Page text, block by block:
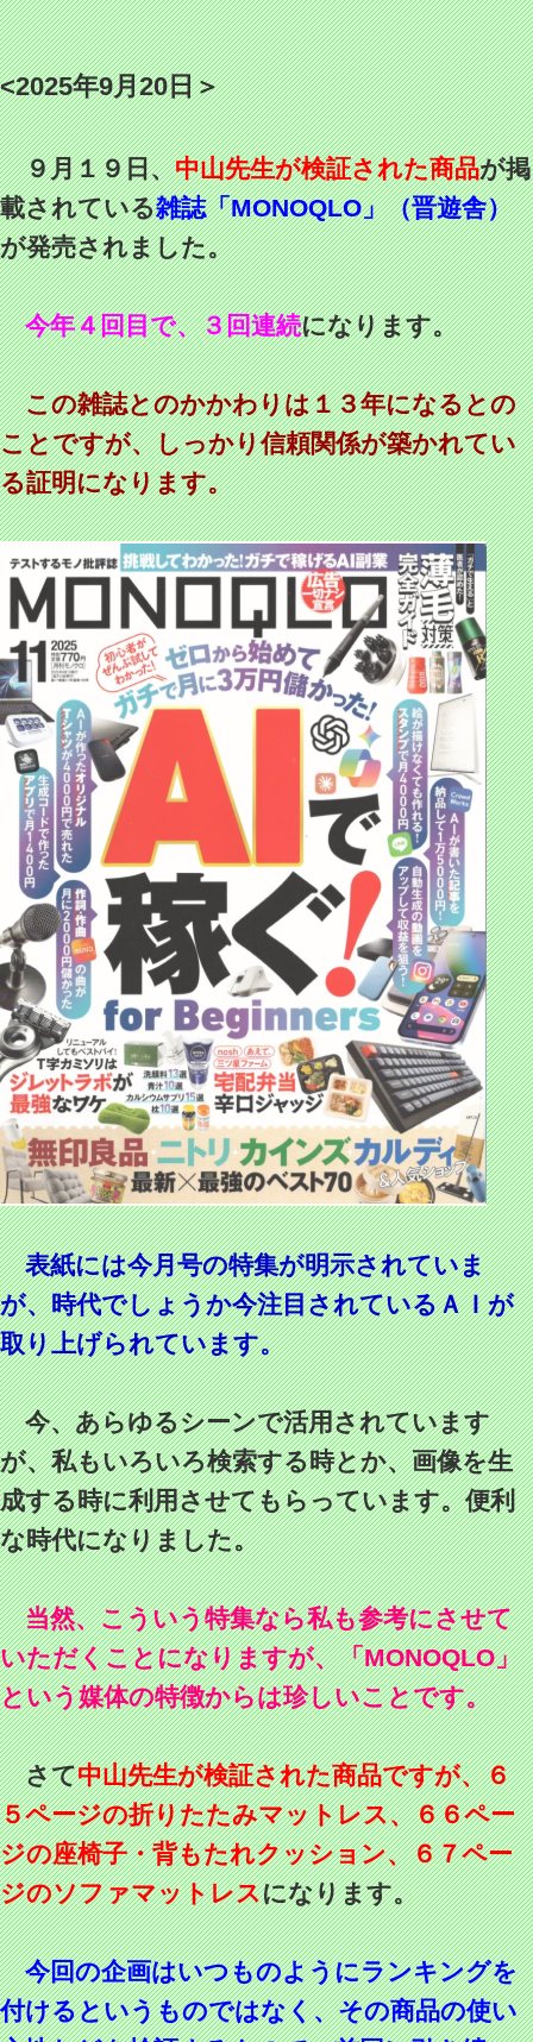
<2025年9月20日＞
９月１９日、中山先生が検証された商品が掲
載されている雑誌「MONOQLO」（晋遊舎）
が発売されました。
今年４回目で、３回連続になります。
この雑誌とのかかわりは１３年になるとの
ことですが、しっかり信頼関係が築かれてい
る証明になります。
表紙には今月号の特集が明示されていま
が、時代でしょうか今注目されているＡＩが
取り上げられています。
今、あらゆるシーンで活用されています
が、私もいろいろ検索する時とか、画像を生
成する時に利用させてもらっています。便利
な時代になりました。
当然、こういう特集なら私も参考にさせて
いただくことになりますが、「MONOQLO」
という媒体の特徴からは珍しいことです。
さて中山先生が検証された商品ですが、６
５ページの折りたたみマットレス、６６ペー
ジの座椅子・背もたれクッション、６７ペー
ジのソファマットレスになります。
今回の企画はいつものようにランキングを
付けるというものではなく、その商品の使い